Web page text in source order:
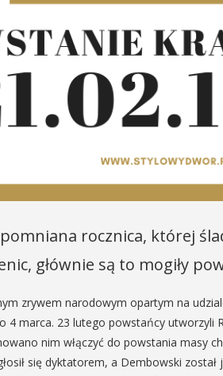
rocznica, której
głównie są to mogiły
zrywem narodowym opartym na
4 marca. 23 lutego powstańcy utworzyli
nim włączyć do powstania masy
się dyktatorem, a Dembowski